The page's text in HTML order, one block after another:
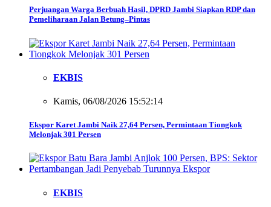
Perjuangan Warga Berbuah Hasil, DPRD Jambi Siapkan RDP dan
Pemeliharaan Jalan Betung–Pintas
EKBIS
Kamis, 06/08/2026 15:52:14
Ekspor Karet Jambi Naik 27,64 Persen, Permintaan Tiongkok
Melonjak 301 Persen
EKBIS